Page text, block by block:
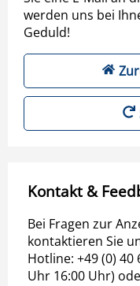
werden uns bei
Geduld!
Kontakt &
Bei Fragen zur
kontaktieren Sie
Hotline: +49 (0) 40
Uhr 16:00 Uhr)